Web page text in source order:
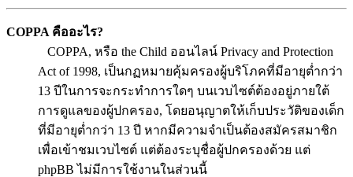
COPPA คืออะไร?
COPPA, หรือ the Child ออนไลน์ Privacy and Protection
Act of 1998, เป็นกฏหมายคุ้มครองผู้บริโภคที่มีอายุต่ำกว่า
13 ปีในการจะกระทำการใดๆ บนเวบไซต์ต้องอยู่ภายใต้
การดูแลของผู้ปกครอง, โดยอนุญาตให้เก็บประวัติของเด็ก
ที่มีอายุต่ำกว่า 13 ปี หากมีความจำเป็นต้องสมัครสมาชิก
เพื่อเข้าชมเวบไซต์ แต่ต้องระบุชื่อผู้ปกครองด้วย แต่
phpBB ไม่มีการใช้งานในส่วนนี้